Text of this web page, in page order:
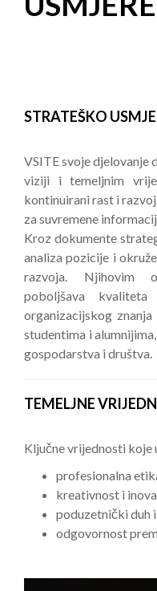
STRATEŠKO
VSITE svoje djelovanje
viziji i temeljnim
kontinuirani rast i
za suvremene
Kroz dokumente
analiza pozicije i
razvoja. Njihovim
poboljšava kvaliteta
organizacijskog
studentima i
gospodarstva i društva.
TEMELJNE
Ključne vrijednosti koje
profesionalna
kreativnost i
poduzetnički duh
odgovornost